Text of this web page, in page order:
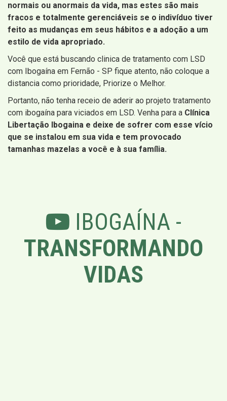
normais ou anormais da vida, mas estes são mais
fracos e totalmente gerenciáveis ​​se o indivíduo tiver
feito as mudanças em seus hábitos e a adoção a um
estilo de vida apropriado.
Você que está buscando clinica de tratamento com LSD
com Ibogaína em Fernão - SP fique atento, não coloque a
distancia como prioridade, Priorize o Melhor.
Portanto, não tenha receio de aderir ao projeto tratamento
com ibogaína para viciados em LSD. Venha para a Clínica
Libertação Ibogaina e deixe de sofrer com esse vício
que se instalou em sua vida e tem provocado
tamanhas mazelas a você e à sua família.
IBOGAÍNA -
TRANSFORMANDO
VIDAS